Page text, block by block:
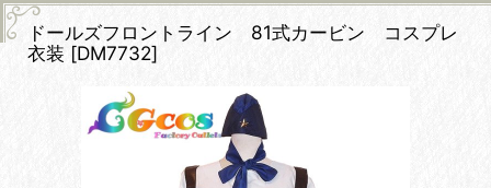
ドールズフロントライン 81式カービン コスプレ
衣装 [DM7732]